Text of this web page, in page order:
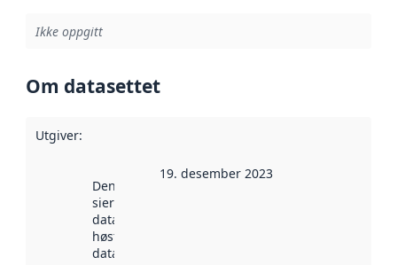
Ikke oppgitt
Om datasettet
Utgiver:
Denne datoen
sier når
datasettet ble
høstet av
data.norge.no.
19. desember 2023